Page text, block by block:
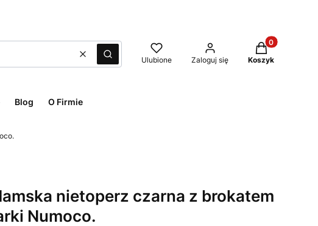
WyczyśćSzukaj Ulubione Zaloguj się
Produkty w
Koszyk
Blog O Firmie
nietoperz czarna z brokatem
Numoco.